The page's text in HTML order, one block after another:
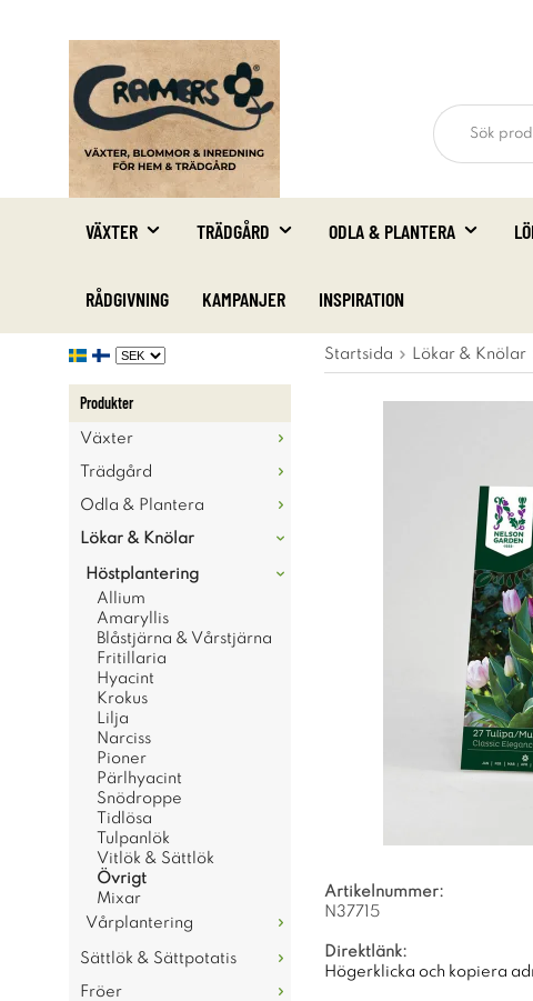
VÄXTER TRÄDGÅRD ODLA & PLANTERA
RÅDGIVNING KAMPANJER INSPIRATION
Produkter
Växter
Trädgård
Odla & Plantera
Lökar & Knölar
Höstplantering
Allium
Amaryllis
Blåstjärna & Vårstjärna
Fritillaria
Hyacint
Krokus
Lilja
Narciss
Pioner
Pärlhyacint
Snödroppe
Tidlösa
Tulpanlök
Vitlök & Sättlök
Övrigt
Mixar
Vårplantering
Sättlök & Sättpotatis
Fröer
Startsida Lökar & Knölar
Artikelnummer:
N37715
Direktlänk:
Högerklicka och kopiera